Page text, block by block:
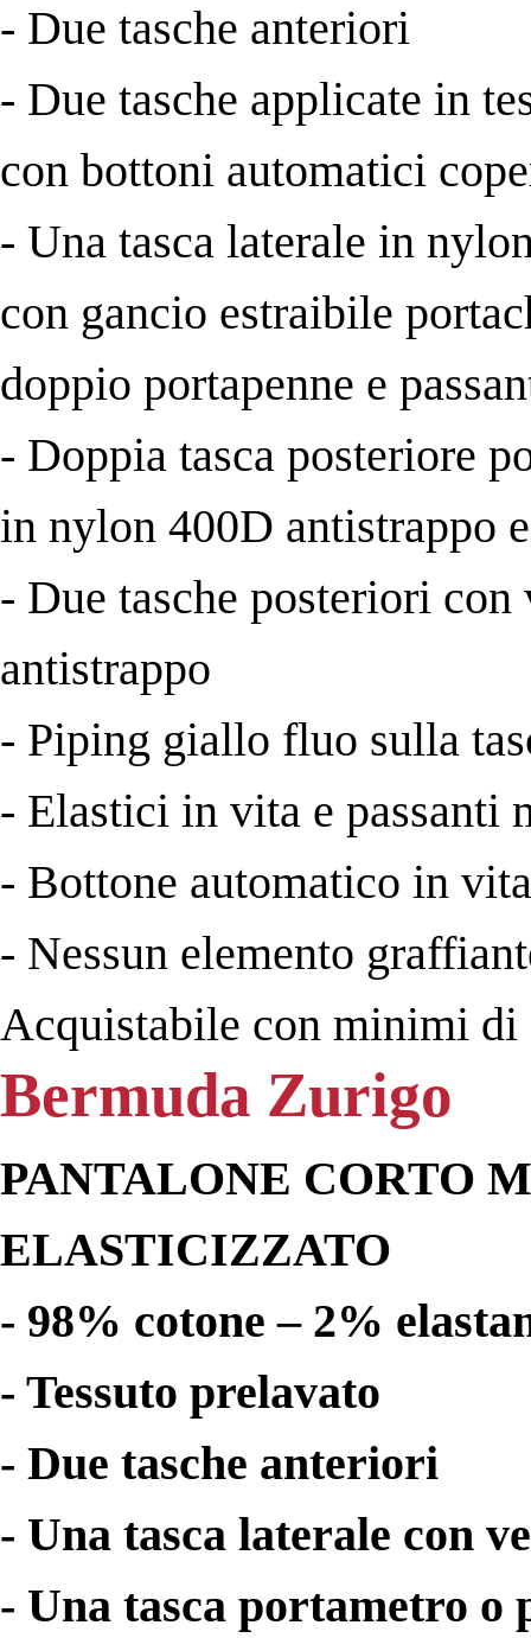
- Due tasche anteriori
- Due tasche applicate in
con bottoni automatici
- Una tasca laterale in
con gancio estraibile
doppio portapenne e
- Doppia tasca posteriore
in nylon 400D antistrappo
- Due tasche posteriori
antistrappo
- Piping giallo fluo sulla
- Elastici in vita e passanti
- Bottone automatico in
- Nessun elemento
Acquistabile con minimi di
Bermuda Zurigo
PANTALONE CORTO
ELASTICIZZATO
- 98% cotone – 2%
- Tessuto prelavato
- Due tasche anteriori
- Una tasca laterale con
- Una tasca portametro o